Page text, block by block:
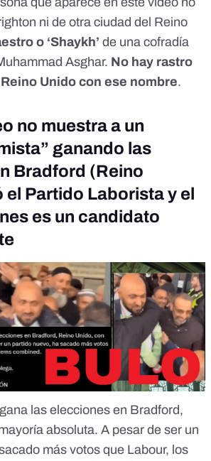
ni de otra ciudad del Reino
o ‘Shaykh’ de una cofradía
Asghar. No hay rastro
Unido con ese nombre.
no muestra a un
ganando las
Bradford (Reino
el Partido Laborista y el
es un candidato
las elecciones en Bradford,
absoluta. A pesar de ser un
más votos que Labour, los